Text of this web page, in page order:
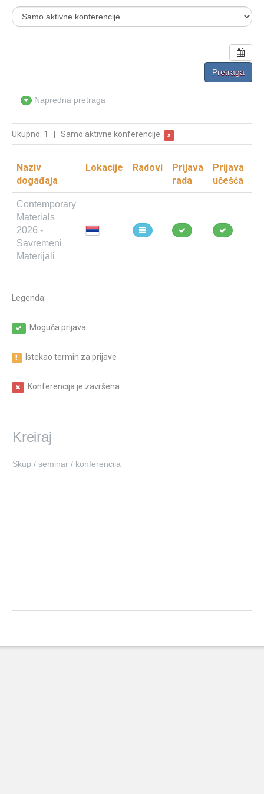
Napredna pretraga
Ukupno: 1 Samo aktivne konferencije x
Naziv
događaja
Lokacije Radovi
Prijava
rada
Prijava
učešća
Contemporary
Materials
2026 -
Savremeni
Materijali
Legenda:
Moguća prijava
Istekao termin za prijave
Konferencija je završena
Kreiraj
Skup / seminar / konferencija